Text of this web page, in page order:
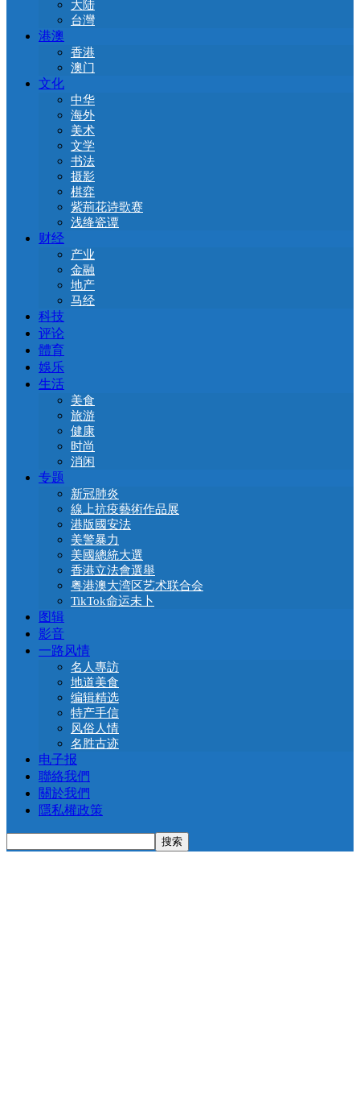
大陆
台灣
港澳
香港
澳门
文化
中华
海外
美术
文学
书法
摄影
棋弈
紫荊花诗歌赛
浅绛瓷谭
财经
产业
金融
地产
马经
科技
评论
體育
娛乐
生活
美食
旅游
健康
时尚
消闲
专题
新冠肺炎
線上抗疫藝術作品展
港版國安法
美警暴力
美國總統大選
香港立法會選舉
粤港澳大湾区艺术联合会
TikTok命运未卜
图辑
影音
一路风情
名人專訪
地道美食
编辑精选
特产手信
风俗人情
名胜古迹
电子报
聯絡我們
關於我們
隱私權政策